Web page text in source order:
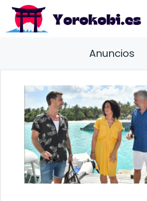
Saltar
contenido
Anuncios